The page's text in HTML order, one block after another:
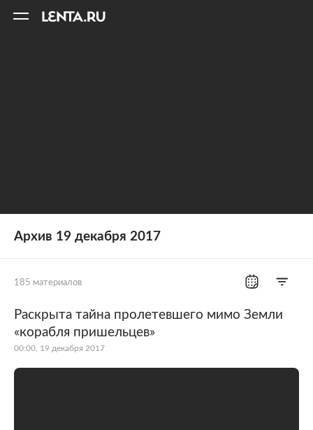
Архив 19 декабря 2017
185 материалов
Все рубрики Россия
Мир
Раскрыта тайна пролетевшего мимо Земли
«корабля пришельцев»
00:00, 19 декабря 2017